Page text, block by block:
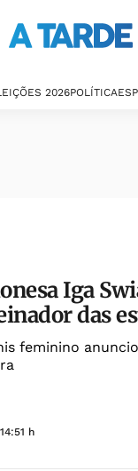
2026POLÍTICA
Iga
das
feminino
h